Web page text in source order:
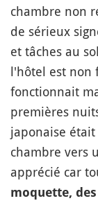
chambre non
de sérieux
et tâches au
l'hôtel est non
fonctionnait
premières
japonaise
chambre vers
apprécié car
moquette,